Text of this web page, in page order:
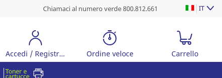
Chiamaci al numero verde 800.812.661 IT
Accedi / Registrati Ordine veloce Carrello